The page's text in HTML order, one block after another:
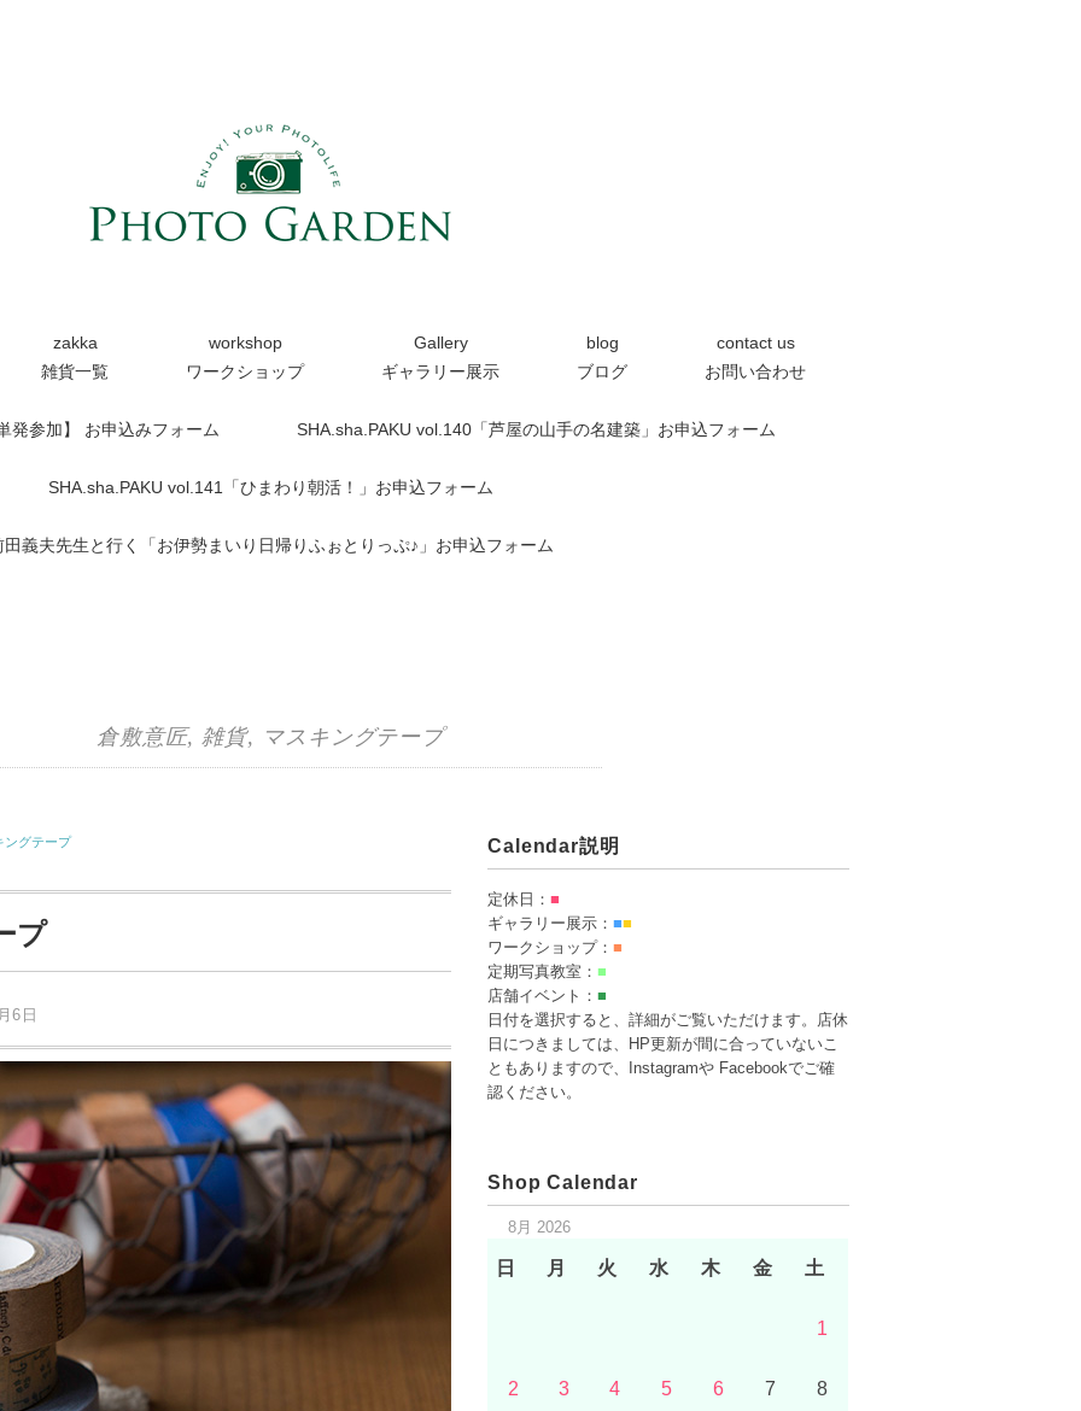
zakka
雑貨一覧
workshop
ワークショップ
Gallery
ギャラリー展示
blog
ブログ
contact us
お問い合わせ
発参加】 お申込みフォーム SHA.sha.PAKU vol.140「芦屋の山手の名建築」お申込フォーム
SHA.sha.PAKU vol.141「ひまわり朝活！」お申込フォーム
田義夫先生と行く「お伊勢まいり日帰りふぉとりっぷ♪」お申込フォーム
倉敷意匠,雑貨, マスキングテープ
ングテープ
プ
6日
Calendar説明
定休日：■
ギャラリー展示：■■
ワークショップ：■
定期写真教室：■
店舗イベント：■
日付を選択すると、詳細がご覧いただけます。店休
日につきましては、HP更新が間に合っていないこ
ともありますので、Instagramや Facebookでご確
認ください。
Shop Calendar
8月 2026
日 月 火 水 木 金 土
1
2 3 4 5 6 7 8